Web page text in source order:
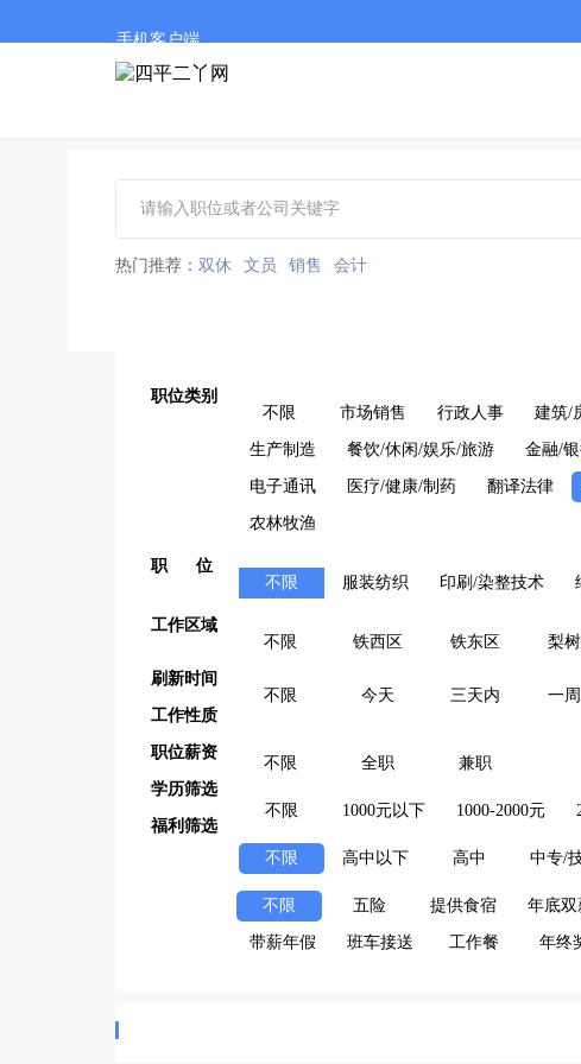
手机客户端
热门推荐： 双休 文员 销售 会计
职位类别
不限
市场销售 行政人事 建筑/
生产制造 餐饮/休闲/娱乐/旅游 金融/
电子通讯 医疗/健康/制药 翻译法律
农林牧渔
职 位
不限
服装纺织 印刷/染整技术
工作区域
不限
铁西区 铁东区 梨
刷新时间
不限
今天 三天内 一
工作性质
不限 全职 兼职
职位薪资
不限 1000元以下 1000-2000元
学历筛选
不限 高中以下 高中 中专/
福利筛选
不限 五险 提供食宿 年底双
带薪年假 班车接送 工作餐 年终